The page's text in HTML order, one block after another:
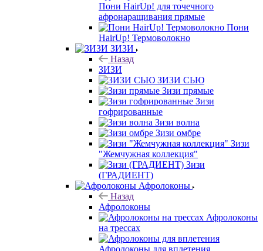
Пони HairUp! для точечного
афронаращивания прямые
Пони
HairUp! Термоволокно
ЗИЗИ
Назад
ЗИЗИ
ЗИЗИ СЬЮ
Зизи прямые
Зизи
гофрированные
Зизи волна
Зизи омбре
Зизи
"Жемчужная коллекция"
Зизи
(ГРАДИЕНТ)
Афролоконы
Назад
Афролоконы
Афролоконы
на трессах
Афролоконы для вплетения